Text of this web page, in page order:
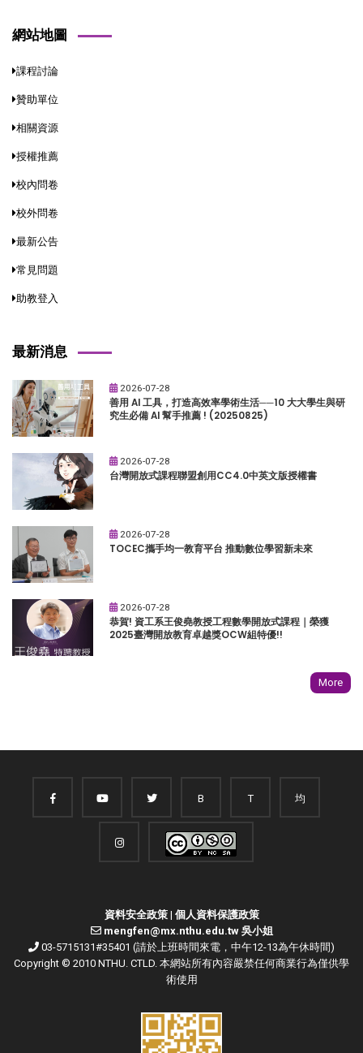
網站地圖
課程討論
贊助單位
相關資源
授權推薦
校內問卷
校外問卷
最新公告
常見問題
助教登入
最新消息
2026-07-28
善用 AI 工具，打造高效率學術生活──10 大大學生與研
究生必備 AI 幫手推薦 ! (20250825)
2026-07-28
台灣開放式課程聯盟創用CC4.0中英文版授權書
2026-07-28
TOCEC攜手均一教育平台 推動數位學習新未來
2026-07-28
恭賀! 資工系王俊堯教授工程數學開放式課程｜榮獲
2025臺灣開放教育卓越獎OCW組特優!!
More
B T 均
資料安全政策| 個人資料保護政策
mengfen@mx.nthu.edu.tw 吳小姐
03-5715131#35401 (請於上班時間來電，中午12-13為午休時間)
Copyright © 2010 NTHU. CTLD. 本網站所有內容嚴禁任何商業行為僅供學
術使用